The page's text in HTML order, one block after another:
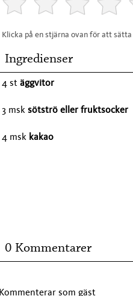
Klicka på en stjärna ovan för att
Ingredienser
4 st äggvitor
3 msk sötströ eller fruktsocker
4 msk kakao
0 Kommentarer
Kommenterar som gäst